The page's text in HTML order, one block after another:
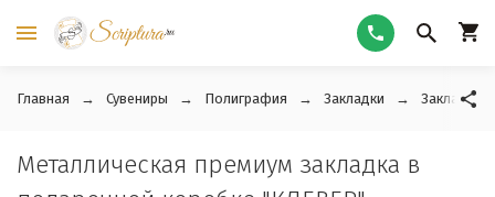
Главная Сувениры Полиграфия Закладки Закладки
Металлическая премиум закладка в